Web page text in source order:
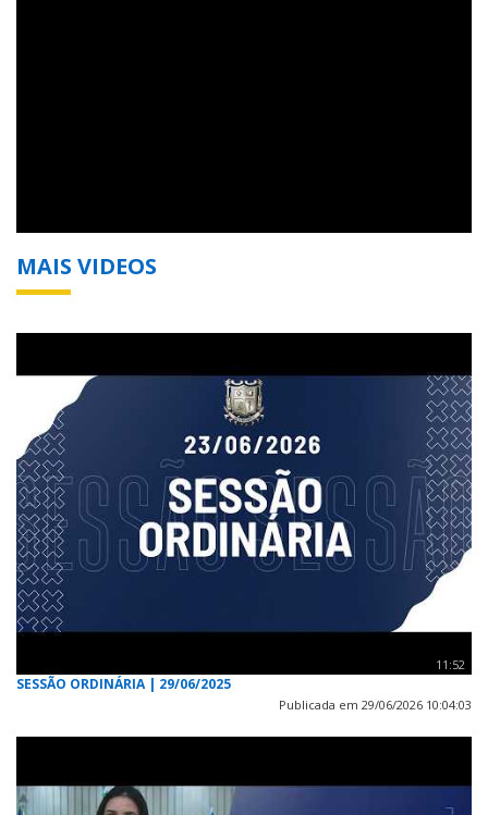
MAIS VIDEOS
11:52
SESSÃO ORDINÁRIA | 29/06/2025
Publicada em 29/06/2026 10:04:03